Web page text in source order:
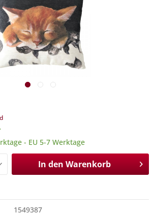
- EU 5-7 Werktage
In den Warenkorb
1549387